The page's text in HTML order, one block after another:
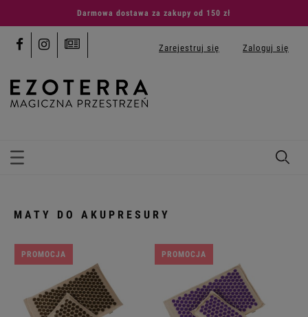
Darmowa dostawa za zakupy od 150 zł
Zarejestruj się Zaloguj się
MATY DO AKUPRESURY
PROMOCJA PROMOCJA